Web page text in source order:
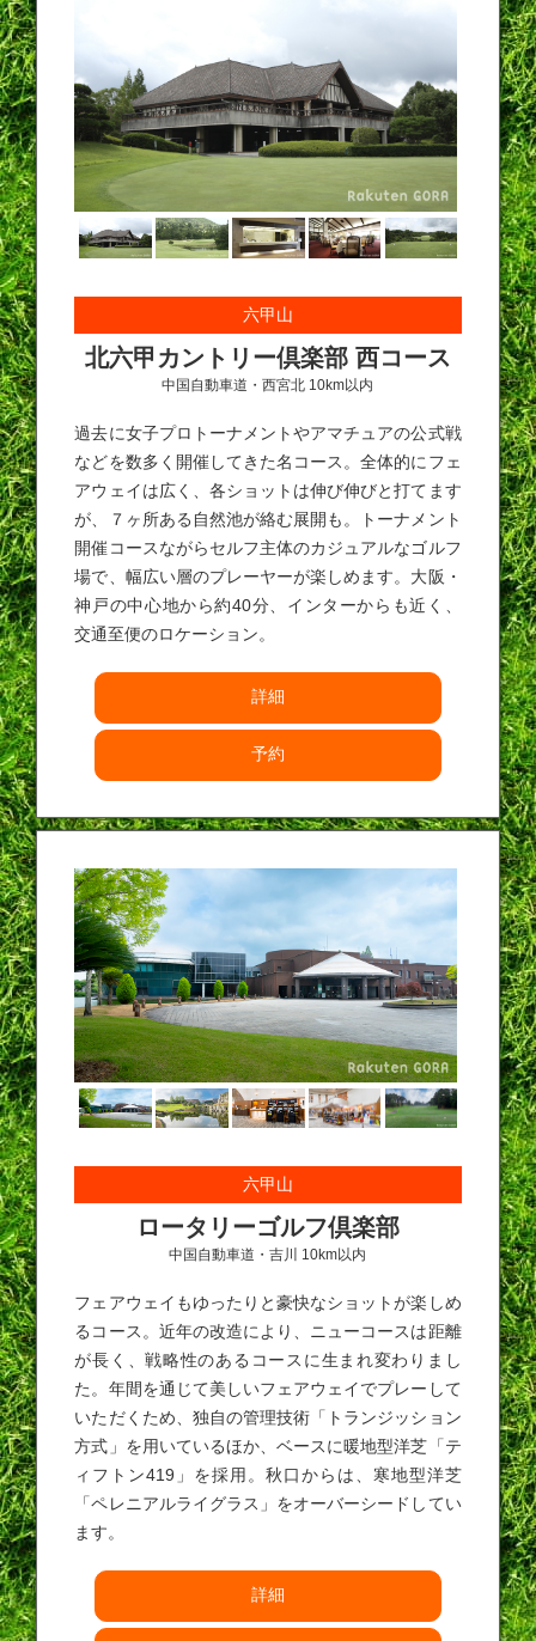
六甲山
北六甲カントリー倶楽部 西コース
中国自動車道・西宮北 10km以内
過去に女子プロトーナメントやアマチュアの公式戦
などを数多く開催してきた名コース。全体的にフェ
アウェイは広く、各ショットは伸び伸びと打てます
が、７ヶ所ある自然池が絡む展開も。トーナメント
開催コースながらセルフ主体のカジュアルなゴルフ
場で、幅広い層のプレーヤーが楽しめます。大阪・
神戸の中心地から約40分、インターからも近く、
交通至便のロケーション。
詳細
予約
六甲山
ロータリーゴルフ倶楽部
中国自動車道・吉川 10km以内
フェアウェイもゆったりと豪快なショットが楽しめ
るコース。近年の改造により、ニューコースは距離
が長く、戦略性のあるコースに生まれ変わりまし
た。年間を通じて美しいフェアウェイでプレーして
いただくため、独自の管理技術「トランジッション
方式」を用いているほか、ベースに暖地型洋芝「テ
ィフトン419」を採用。秋口からは、寒地型洋芝
「ペレニアルライグラス」をオーバーシードしてい
ます。
詳細